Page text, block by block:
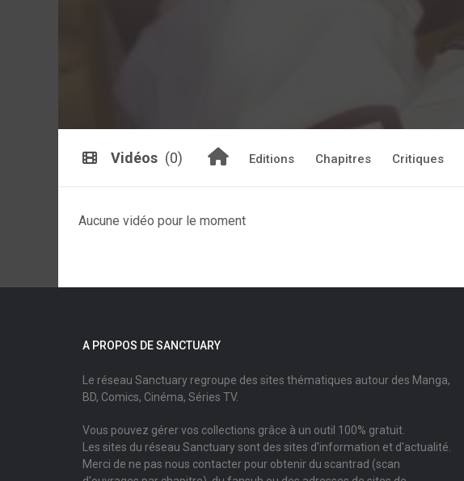
Vidéos (0) Editions Chapitres Critiques
Aucune vidéo pour le moment
A PROPOS DE SANCTUARY
Le réseau Sanctuary regroupe des sites thématiques autour des Manga,
BD, Comics, Cinéma, Séries TV.
Vous pouvez gérer vos collections grâce à un outil 100% gratuit.
Les sites du réseau Sanctuary sont des sites d'information et d'actualité.
Merci de ne pas nous contacter pour obtenir du scantrad (scan